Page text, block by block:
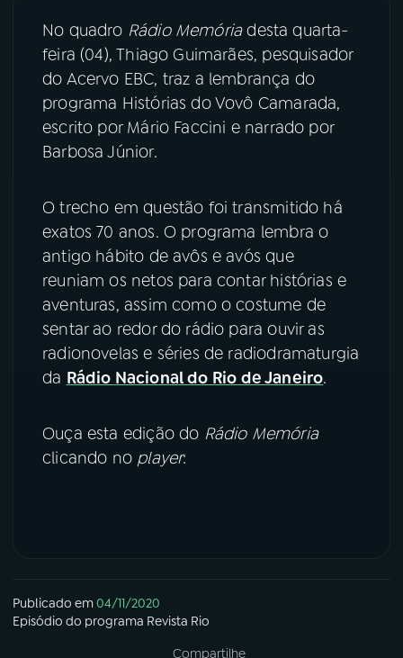
07 ÚLTIMAS
08FESTIVAL DE MÚSICA
YouTube Facebook
Instagram X
No quadro Rádio Memóriadesta quarta-
feira (04), Thiago Guimarães, pesquisador
do Acervo EBC, traz a lembrança do
programa Histórias do Vovô Camarada,
escrito por Mário Faccini e narrado por
Barbosa Júnior.
O trecho em questão foi transmitido há
exatos 70 anos. O programa lembra o
antigo hábito de avôs e avós que
reuniam os netos para contar histórias e
aventuras, assim como o costume de
sentar ao redor do rádio para ouvir as
radionovelas e séries de radiodramaturgia
da Rádio Nacional do Rio de Janeiro.
Ouça esta edição do Rádio Memória
clicando no player:
Publicado em04/11/2020
Episódio do programa Revista Rio
Compartilhe